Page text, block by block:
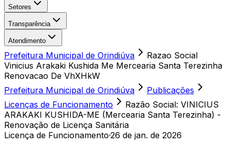
Setores
Transparência
Atendimento
Prefeitura Municipal de Orindiúva
Razao Social
Vinicius Arakaki Kushida Me Mercearia Santa Terezinha
Renovacao De VhXHkW
Prefeitura Municipal de Orindiúva
Publicações
Licenças de Funcionamento
Razão Social: VINICIUS
ARAKAKI KUSHIDA-ME (Mercearia Santa Terezinha) -
Renovação de Licença Sanitária
Licença de Funcionamento·26 de jan. de 2026